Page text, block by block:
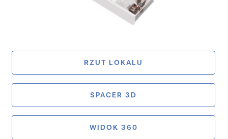
RZUT LOKALU
SPACER 3D
WIDOK 360